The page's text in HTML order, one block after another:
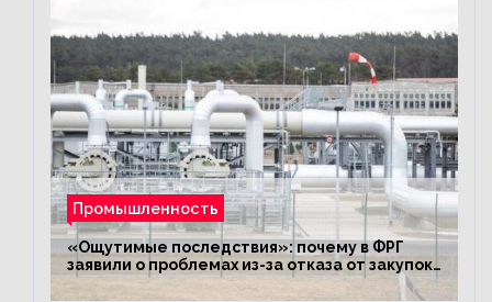
Промышленность
«Ощутимые последствия»: почему в ФРГ
заявили о проблемах из-за отказа от закупок
российского газа